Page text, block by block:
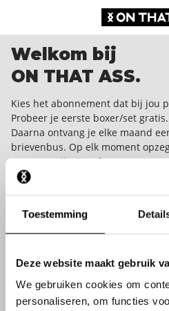
Toestemming
Deze website maakt gebruik
We gebruiken cookies om
personaliseren, om functies
Welkom bij
ON THAT ASS.
Kies het abonnement dat bij jou
Probeer je eerste boxer/set
Daarna ontvang je elke maand
brievenbus. Op elk moment
opzegtermijn. We dare you to